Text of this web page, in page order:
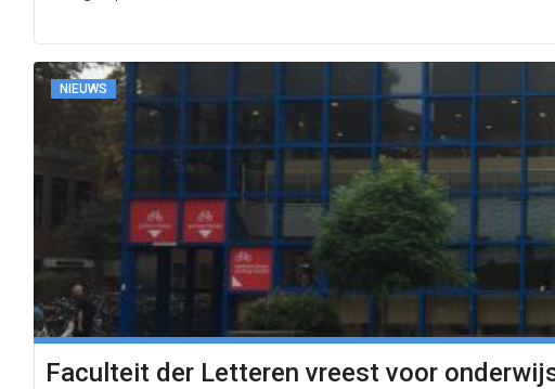
NIEUWS
Faculteit der Letteren vreest voor